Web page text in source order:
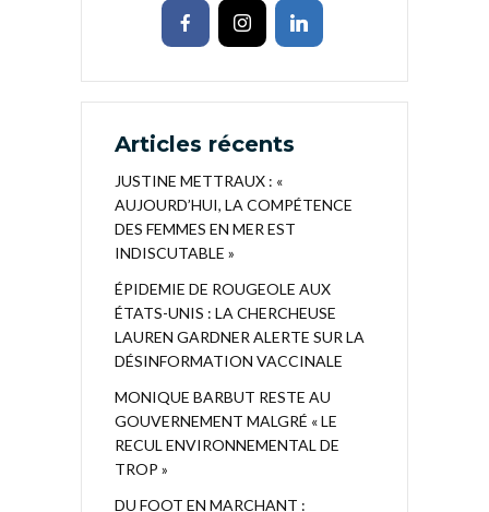
Articles récents
JUSTINE METTRAUX : «
AUJOURD’HUI, LA COMPÉTENCE
DES FEMMES EN MER EST
INDISCUTABLE »
ÉPIDEMIE DE ROUGEOLE AUX
ÉTATS-UNIS : LA CHERCHEUSE
LAUREN GARDNER ALERTE SUR LA
DÉSINFORMATION VACCINALE
MONIQUE BARBUT RESTE AU
GOUVERNEMENT MALGRÉ « LE
RECUL ENVIRONNEMENTAL DE
TROP »
DU FOOT EN MARCHANT :